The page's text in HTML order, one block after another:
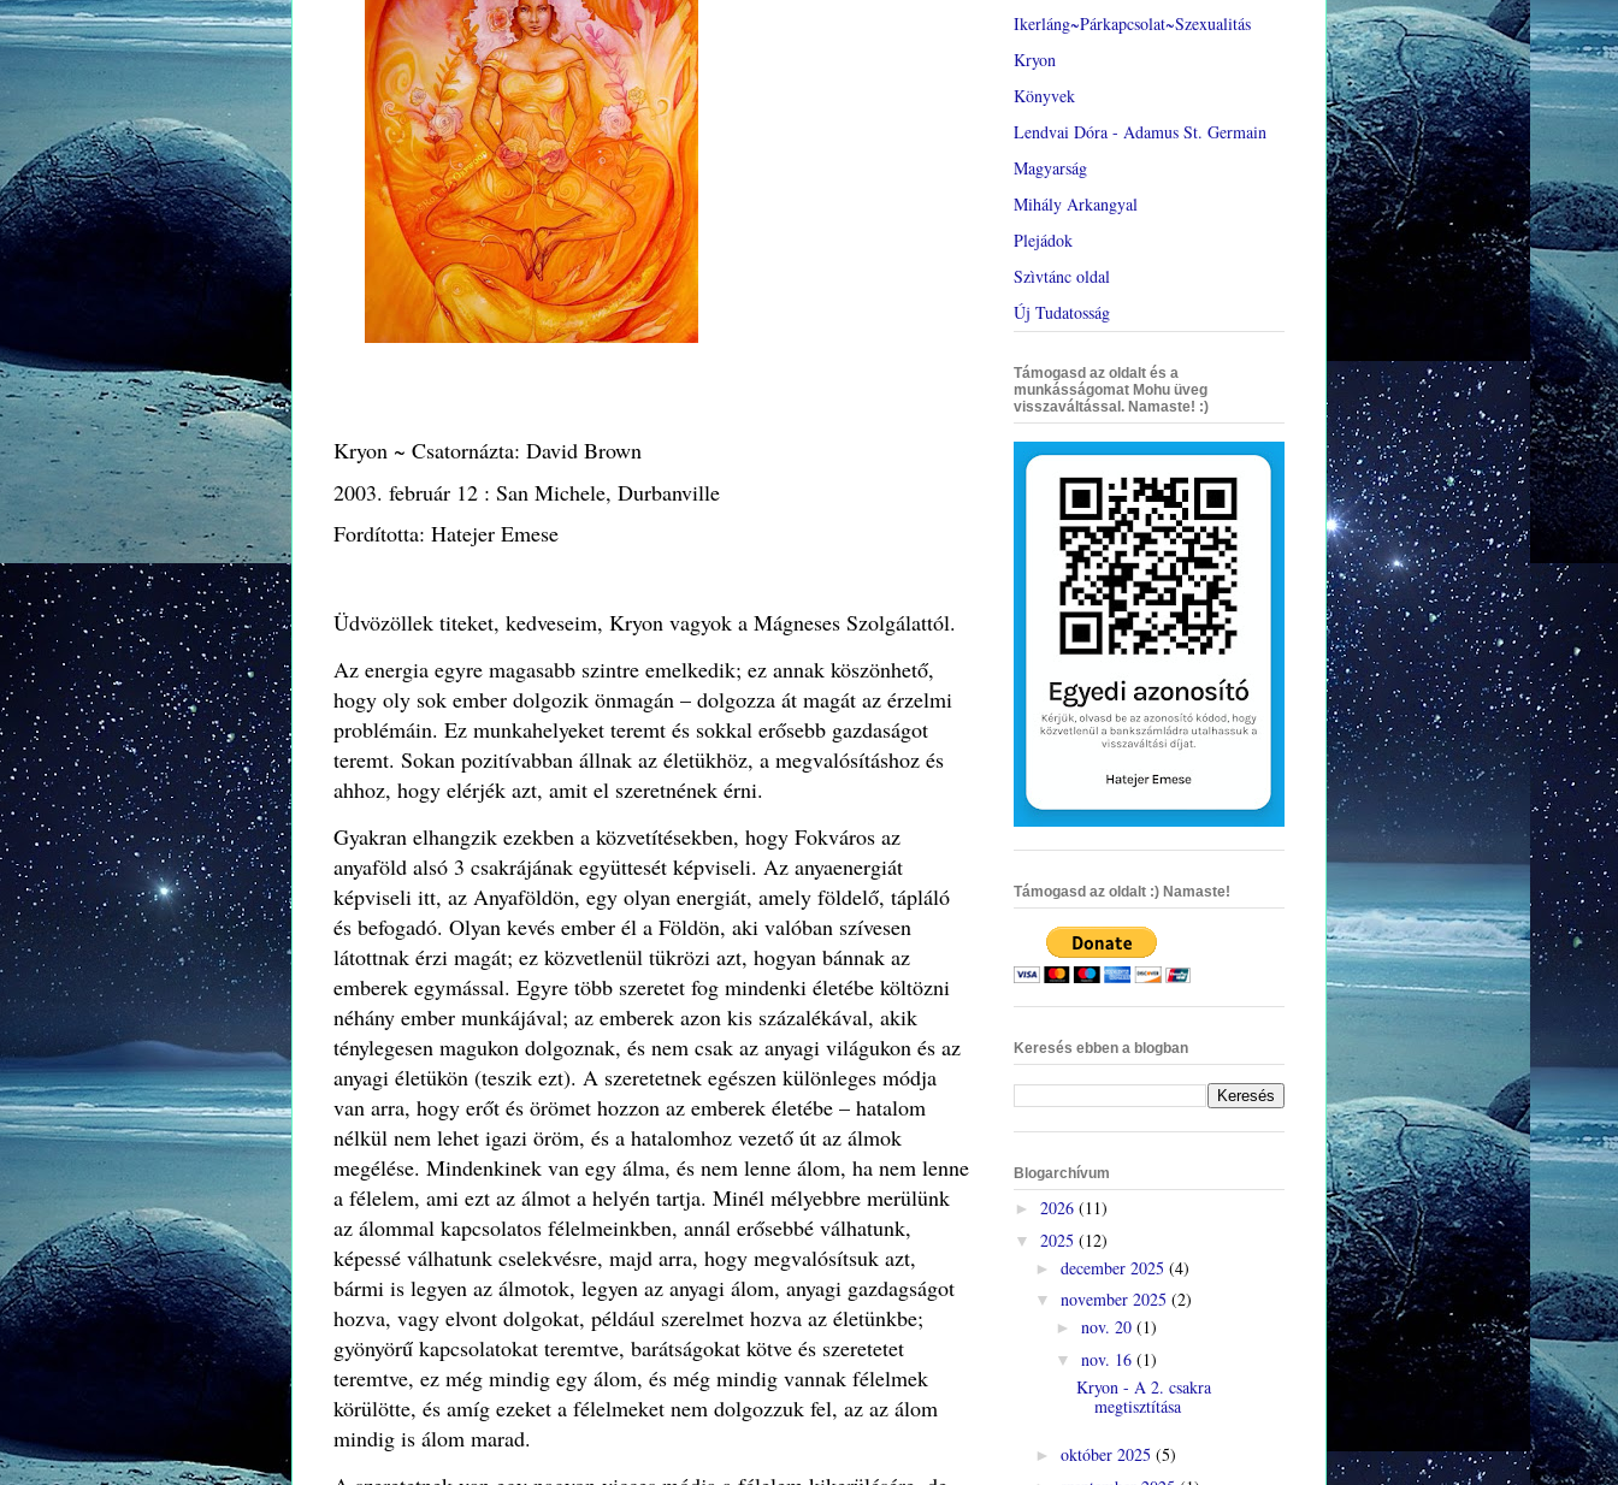
Kryon ~ Csatornázta: David Brown
2003. február 12 : San Michele, Durbanville
Fordította: Hatejer Emese
Üdvözöllek titeket, kedveseim, Kryon vagyok a Mágneses Szolgálattól.
Az energia egyre magasabb szintre emelkedik; ez annak köszönhető,
hogy oly sok ember dolgozik önmagán – dolgozza át magát az érzelmi
problémáin. Ez munkahelyeket teremt és sokkal erősebb gazdaságot
teremt. Sokan pozitívabban állnak az életükhöz, a megvalósításhoz és
ahhoz, hogy elérjék azt, amit el szeretnének érni.
Gyakran elhangzik ezekben a közvetítésekben, hogy Fokváros az
anyaföld alsó 3 csakrájának együttesét képviseli. Az anyaenergiát
képviseli itt, az Anyaföldön, egy olyan energiát, amely földelő, tápláló
és befogadó. Olyan kevés ember él a Földön, aki valóban szívesen
látottnak érzi magát; ez közvetlenül tükrözi azt, hogyan bánnak az
emberek egymással. Egyre több szeretet fog mindenki életébe költözni
néhány ember munkájával; az emberek azon kis százalékával, akik
ténylegesen magukon dolgoznak, és nem csak az anyagi világukon és az
anyagi életükön (teszik ezt). A szeretetnek egészen különleges módja
van arra, hogy erőt és örömet hozzon az emberek életébe – hatalom
nélkül nem lehet igazi öröm, és a hatalomhoz vezető út az álmok
megélése. Mindenkinek van egy álma, és nem lenne álom, ha nem lenne
a félelem, ami ezt az álmot a helyén tartja. Minél mélyebbre merülünk
az álommal kapcsolatos félelmeinkben, annál erősebbé válhatunk,
képessé válhatunk cselekvésre, majd arra, hogy megvalósítsuk azt,
bármi is legyen az álmotok, legyen az anyagi álom, anyagi gazdagságot
hozva, vagy elvont dolgokat, például szerelmet hozva az életünkbe;
gyönyörű kapcsolatokat teremtve, barátságokat kötve és szeretetet
teremtve, ez még mindig egy álom, és még mindig vannak félelmek
körülötte, és amíg ezeket a félelmeket nem dolgozzuk fel, az az álom
mindig is álom marad.
Ikerláng~Párkapcsolat~Szexualitás
Kryon
Könyvek
Lendvai Dóra - Adamus St. Germain
Magyarság
Mihály Arkangyal
Plejádok
Szìvtánc oldal
Új Tudatosság
Támogasd az oldalt és a
munkásságomat Mohu üveg
visszaváltással. Namaste! :)
Támogasd az oldalt :) Namaste!
Keresés ebben a blogban
Blogarchívum
► 2026 (11)
▼ 2025 (12)
► december 2025 (4)
▼ november 2025 (2)
► nov. 20 (1)
▼ nov. 16 (1)
Kryon - A 2. csakra
megtisztítása
► október 2025 (5)